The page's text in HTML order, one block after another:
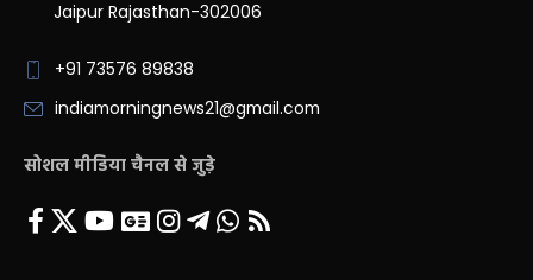
Jaipur Rajasthan-302006
+91 73576 89838
indiamorningnews21@gmail.com
सोशल मीडिया चैनल से जुड़े